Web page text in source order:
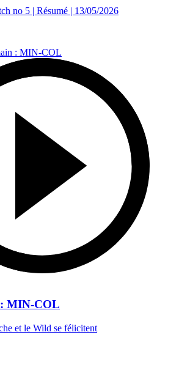
no 5 | Résumé | 13/05/2026
: MIN-COL
et le Wild se félicitent